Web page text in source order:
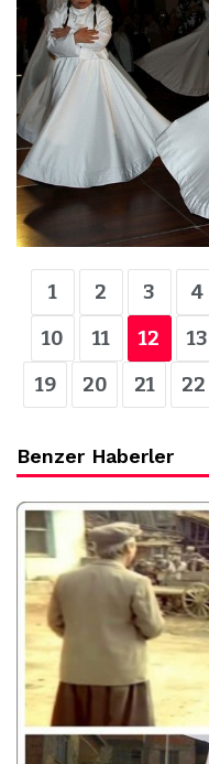
1 2 3 4
10
11 12 13
19
20 21 22
Benzer Haberler